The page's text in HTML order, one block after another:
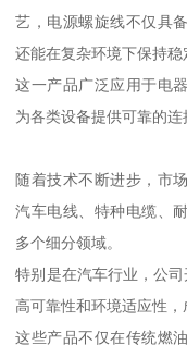
艺，电源螺旋线不仅具
还能在复杂环境下保持稳
这一产品广泛应用于电
为各类设备提供可靠的连
随着技术不断进步，市
汽车电线、特种电缆、
多个细分领域。
特别是在汽车行业，公
高可靠性和环境适应性，
这些产品不仅在传统燃